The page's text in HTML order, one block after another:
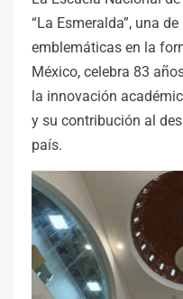
“La Esmeralda”, una
emblemáticas en la
México, celebra 83
la innovación
y su contribución al
país.